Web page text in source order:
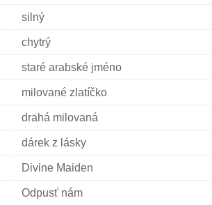
silný
chytrý
staré arabské jméno
milované zlatíčko
drahá milovaná
dárek z lásky
Divine Maiden
Odpusť nám